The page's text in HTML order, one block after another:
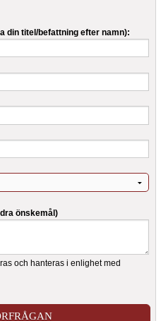
din titel/befattning efter namn):
önskemål)
och hanteras i enlighet med